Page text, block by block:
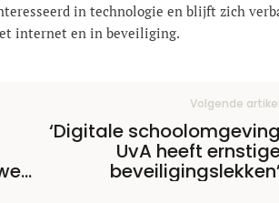
in technologie en blijft zich
internet en in beveiliging.
Volgende artikel
‘Digitale schoolomgeving
UvA heeft